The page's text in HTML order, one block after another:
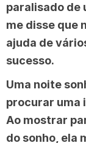
paralisado de
me disse que
ajuda de
sucesso.
Uma noite
procurar uma
Ao mostrar
do sonho, ela